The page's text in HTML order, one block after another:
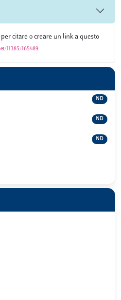
citare o creare un link a questo
11385/165489
ND
ND
ND